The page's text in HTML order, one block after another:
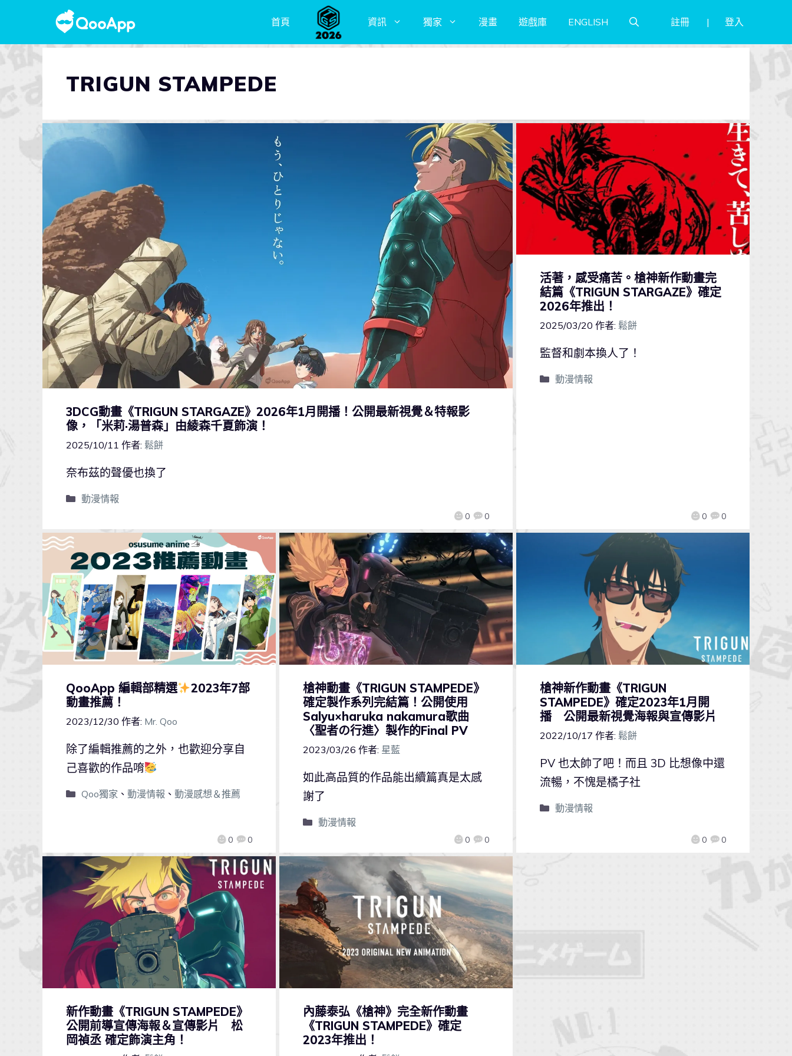
首頁 資訊 獨家 漫畫 遊戲庫 ENGLISH 註冊 登入
TRIGUN STAMPEDE
3DCG動畫《TRIGUN STARGAZE》2026年1月開播！公開最新視覺＆特報影
像，「米莉·湯普森」由綾森千夏飾演！
2025/10/11 作者: 鬆餅
0 0
奈布茲的聲優也換了
動漫情報
活著，感受痛苦。槍神新作動畫完
結篇《TRIGUN STARGAZE》確定
2026年推出！
2025/03/20 作者: 鬆餅
0 0
監督和劇本換人了！
動漫情報
QooApp 編輯部精選
2023年7部
動畫推薦！
2023/12/30 作者: Mr. Qoo
0 0
除了編輯推薦的之外，也歡迎分享自
己喜歡的作品唷
Qoo獨家 、 動漫情報 、 動漫感想＆推薦
槍神動畫《TRIGUN STAMPEDE》
確定製作系列完結篇！公開使用
Salyu×haruka nakamura歌曲
〈聖者の行進〉製作的Final PV
2023/03/26 作者: 星藍
0 0
如此高品質的作品能出續篇真是太感
謝了
動漫情報
槍神新作動畫《TRIGUN
STAMPEDE》確定2023年1月開
播 公開最新視覺海報與宣傳影片
2022/10/17 作者: 鬆餅
0 0
PV 也太帥了吧！而且 3D 比想像中還
流暢，不愧是橘子社
動漫情報
新作動畫《TRIGUN STAMPEDE》
公開前導宣傳海報＆宣傳影片 松
岡禎丞 確定飾演主角！
內藤泰弘《槍神》完全新作動畫
《TRIGUN STAMPEDE》確定
2023年推出！